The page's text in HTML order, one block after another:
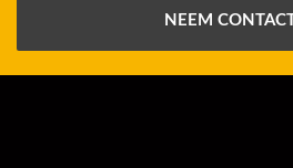
NEEM